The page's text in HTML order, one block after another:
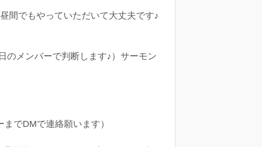
間でもやっていただいて大丈夫です♪
のメンバーで判断します♪）サーモン
でDMで連絡願います）